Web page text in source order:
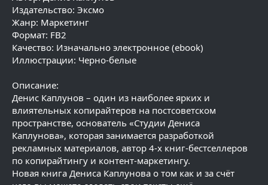
Издательство: Эксмо
Жанр: Маркетинг
Формат: FB2
Качество: Изначально электронное (ebook)
Иллюстрации: Черно-белые
Описание:
Денис Каплунов – один из наиболее ярких и
влиятельных копирайтеров на постсоветском
пространстве, основатель «Студии Дениса
Каплунова», которая занимается разработкой
рекламных материалов, автор 4‑х книг-бестселлеров
по копирайтингу и контент-маркетингу.
Новая книга Дениса Каплунова о том как и за счёт